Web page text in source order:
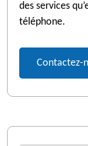
des services
téléphone.
Contactez-